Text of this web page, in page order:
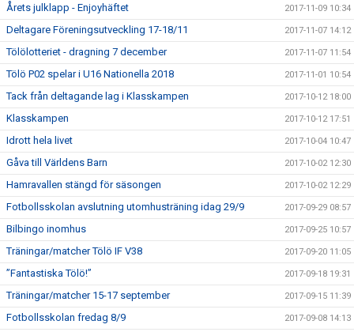
Årets julklapp - Enjoyhäftet 2017-11-09 10:34
Deltagare Föreningsutveckling 17-18/11 2017-11-07 14:12
Tölölotteriet - dragning 7 december 2017-11-07 11:54
Tölö P02 spelar i U16 Nationella 2018 2017-11-01 10:54
Tack från deltagande lag i Klasskampen 2017-10-12 18:00
Klasskampen 2017-10-12 17:51
Idrott hela livet 2017-10-04 10:47
Gåva till Världens Barn 2017-10-02 12:30
Hamravallen stängd för säsongen 2017-10-02 12:29
Fotbollsskolan avslutning utomhusträning idag 29/9 2017-09-29 08:57
Bilbingo inomhus 2017-09-25 10:57
Träningar/matcher Tölö IF V38 2017-09-20 11:05
”Fantastiska Tölö!” 2017-09-18 19:31
Träningar/matcher 15-17 september 2017-09-15 11:39
Fotbollsskolan fredag 8/9 2017-09-08 14:13